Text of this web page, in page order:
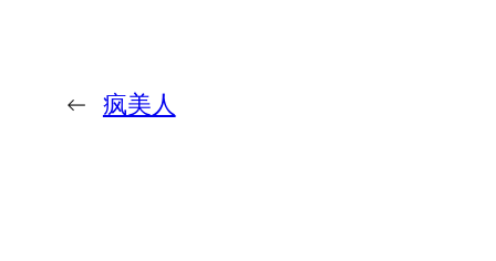
← 疯美人